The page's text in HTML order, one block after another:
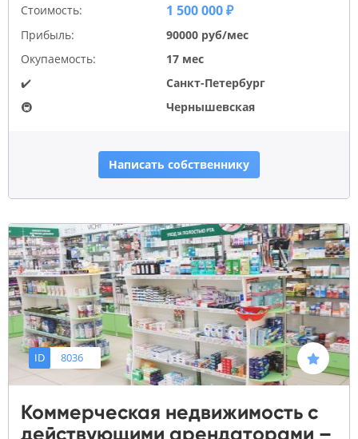
Стоимость: 1 500 000 ₽
Прибыль:
90000 руб/мес
Окупаемость:
17 мес
✔️
Санкт-Петербург
🚇
Чернышевская
Написать собственнику
ID 8036
Коммерческая недвижимость с
действующими арендаторами –